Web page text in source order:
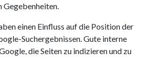
einen Einfluss auf die Position der
Suchergebnissen. Gute interne
die Seiten zu indizieren und zu